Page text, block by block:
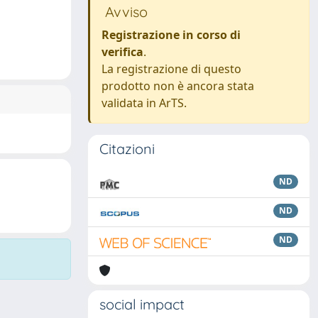
Avviso
Registrazione in corso di
verifica.
La registrazione di questo
prodotto non è ancora stata
validata in ArTS.
Citazioni
ND
ND
ND
social impact